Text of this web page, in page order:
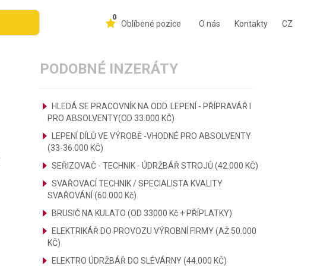
0
Oblíbené pozice O nás Kontakty CZ
PODOBNÉ INZERÁTY
HLEDÁ SE PRACOVNÍK NA ODD. LEPENÍ - PŘÍPRAVÁŘ I
PRO ABSOLVENTY(OD 33.000 KČ)
LEPENÍ DÍLŮ VE VÝROBĚ -VHODNÉ PRO ABSOLVENTY
(33-36.000 KČ)
SEŘIZOVAČ - TECHNIK - ÚDRŽBÁŘ STROJŮ (42.000 KČ)
SVAŘOVACÍ TECHNIK / SPECIALISTA KVALITY
SVAŘOVÁNÍ (60.000 Kč)
BRUSIČ NA KULATO (OD 33000 Kč + PŘÍPLATKY)
ELEKTRIKÁŘ DO PROVOZU VÝROBNÍ FIRMY (AŽ 50.000
KČ)
ELEKTRO ÚDRŽBÁŘ DO SLÉVÁRNY (44.000 KČ)